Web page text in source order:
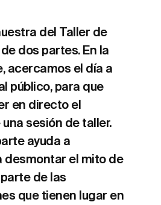
del Taller de
dos partes. En la
acercamos el día a
público, para que
en directo el
sesión de taller.
ayuda a
desmontar el mito de
de las
que tienen lugar en